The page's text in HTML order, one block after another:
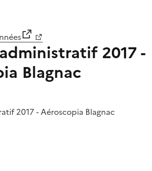
2017 -
Blagnac
2017 - Aéroscopia Blagnac